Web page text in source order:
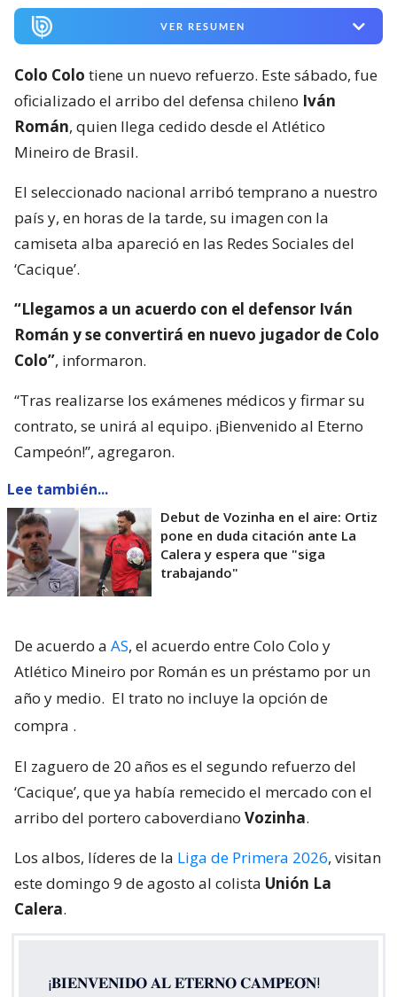
VER RESUMEN
Colo Colo tiene un nuevo refuerzo. Este sábado, fue
oficializado el arribo del defensa chileno Iván
Román, quien llega cedido desde el Atlético
Mineiro de Brasil.
El seleccionado nacional arribó temprano a nuestro
país y, en horas de la tarde, su imagen con la
camiseta alba apareció en las Redes Sociales del
‘Cacique’.
“Llegamos a un acuerdo con el defensor Iván
Román y se convertirá en nuevo jugador de Colo
Colo”, informaron.
“Tras realizarse los exámenes médicos y firmar su
contrato, se unirá al equipo. ¡Bienvenido al Eterno
Campeón!”, agregaron.
Lee también...
Debut de Vozinha en el aire: Ortiz
pone en duda citación ante La
Calera y espera que "siga
trabajando"
De acuerdo a AS, el acuerdo entre Colo Colo y
Atlético Mineiro por Román es un préstamo por un
año y medio. El trato no incluye la opción de
compra .
El zaguero de 20 años es el segundo refuerzo del
‘Cacique’, que ya había remecido el mercado con el
arribo del portero caboverdiano Vozinha.
Los albos, líderes de la Liga de Primera 2026, visitan
este domingo 9 de agosto al colista Unión La
Calera.
¡𝐁𝐈𝐄𝐍𝐕𝐄𝐍𝐈𝐃𝐎 𝐀𝐋 𝐄𝐓𝐄𝐑𝐍𝐎 𝐂𝐀𝐌𝐏𝐄𝐎́𝐍!